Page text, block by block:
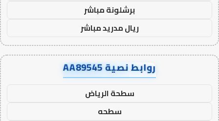
برشلونة مباشر
ريال مدريد مباشر
روابط نصية AA89545
سطحة الرياض
سطحه